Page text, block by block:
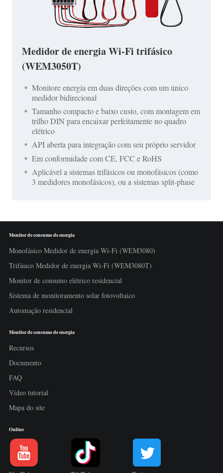
Medidor de energia Wi-Fi trifásico
(WEM3050T)
Monitore energia em duas direções com um único
medidor bidirecional
Tamanho compacto e baixo custo, com montagem em
trilho DIN para encaixar perfeitamente no quadro
elétrico
API aberta para integração com seu próprio servidor
Em conformidade com CE, FCC e RoHS
Aplicável a sistemas trifásicos ou monofásicos (como
3 medidores monofásicos), ou a sistemas split-phase
Monitor de consumo de energia
Monofásico Medidor de energia Wi-Fi (WEM3080)
Trifásico Medidor de energia Wi-Fi (WEM3080T)
Monitor de consumo elétrico residencial
Sistema de monitoramento solar fotovoltaico
Automação residencial
Monitor de consumo de energia
Recursos
Documento
FAQ
Vídeo tutorial
Mapa do site
Online